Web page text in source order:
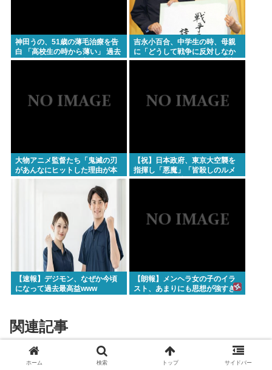
神田うの、51歳の薄毛治療を告
白 「高校生の時から薄い」 過去
の酒豪生活に別れを告げトレー
吉永小百合、中学生の時、母親
に「どうして戦争に反対しなか
ったの？」と聞いたところ「言
大物アニメ監督たち「鬼滅の刃
があんなにヒットした理由が本
当に分からない…」
【祝】日本政府、東京大空襲を
指揮し「悪魔」「皆殺しのルメ
イ」の渾名を持つカーチス・ル
【速報】デジモン、なぜか今頃
になって過去最高益www
【朗報】メンヘラ女の子のイラ
スト、あまりにも思想が強すぎ
関連記事
嫌儲 「恋している。僕のお嫁さんにな
ホーム 検索 トップ サイドバー